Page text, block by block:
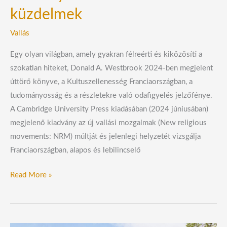
küzdelmek
Vallás
Egy olyan világban, amely gyakran félreérti és kiközösíti a
szokatlan hiteket, Donald A. Westbrook 2024-ben megjelent
úttörő könyve, a Kultuszellenesség Franciaországban, a
tudományosság és a részletekre való odafigyelés jelzőfénye.
A Cambridge University Press kiadásában (2024 júniusában)
megjelenő kiadvány az új vallási mozgalmak (New religious
movements: NRM) múltját és jelenlegi helyzetét vizsgálja
Franciaországban, alapos és lebilincselő
Read More »